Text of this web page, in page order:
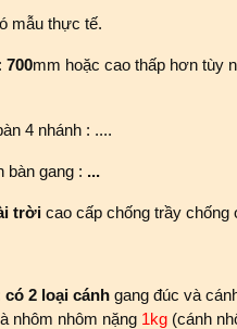
mẫu thực tế.
700mm hoặc cao thấp hơn tùy
4 nhánh : ....
bàn gang : ...
trời cao cấp chống trầy chống
có 2 loại cánh gang đúc và
nhôm nhôm nặng 1kg (cánh